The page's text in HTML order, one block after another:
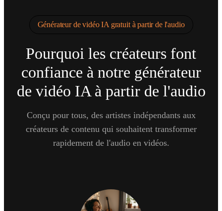
Générateur de vidéo IA gratuit à partir de l'audio
Pourquoi les créateurs font
confiance à notre générateur
de vidéo IA à partir de l'audio
Conçu pour tous, des artistes indépendants aux
créateurs de contenu qui souhaitent transformer
rapidement de l'audio en vidéos.